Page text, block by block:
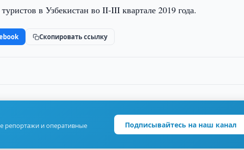
в Узбекистан во II-III квартале 2019 года.
Скопировать ссылку
репортажи и оперативные
Подписывайтесь на наш канал